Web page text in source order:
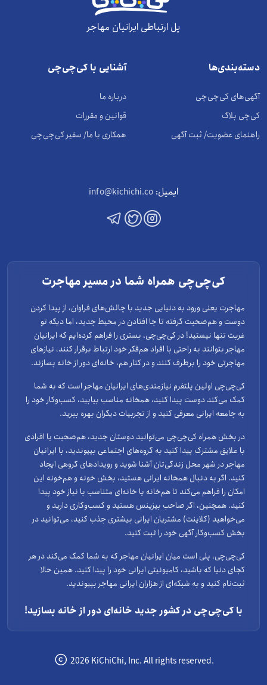
پل ارتباطی ایرانیان مهاجر
دسته‌بندی‌ها
آگهی‌های کی‌چی‌چی
کی‌چی بلاگ
راهنمای عضویت/ ثبت آگهی
آشنایی با کی‌چی‌چی
درباره ما
قوانین و مقررات
همکاری با ما/ سفیر کی‌چی‌چی
ایمیل: info@kichichi.co
کی‌چی‌چی همراه شما در مسیر مهاجرت
مهاجرت یعنی ورود به دنیایی جدید با چالش‌های فراوان، از پیدا کردن
دوست و هم‌صحبت گرفته تا جا افتادن در محیط جدید، اما دیگه تو
غربت تنها نیستید! در کی‌چی‌چی، بستری را فراهم کرده‌ایم که ایرانیان
مهاجر بتوانند به راحتی با افراد هم‌فکر خود ارتباط برقرار کنند، نیازهای
مهاجرتی خود را برطرف کنند و در کنار هم، خانه‌ای دور از خانه بسازند.
کی‌چی‌چی اولین پلتفرم نیازمندی‌های ایرانیان مهاجر است که به شما
کمک می‌کند دوست پیدا کنید، همخانه مناسب بیابید، کسب‌وکار خود را
به جامعه ایرانی معرفی کنید و از تجربیات دیگران بهره ببرید.
در بخش همراه کی‌چی‌چی می‌توانید دوستان جدید، هم‌صحبت یا افرادی
با علایق مشترک پیدا کنید به گروه‌های اجتماعی بپیوندید، با ایرانیان
مهاجر در شهر محل زندگی‌تان آشنا شوید و رویدادهای گروهی ایجاد
کنید. اگر به دنبال همخانه ایرانی هستید، بخش خونه و هم‌خونه این
امکان را فراهم می‌کند تا هم‌خانه یا خانه‌ای متناسب با نیاز خود پیدا
کنید. همچنین، اگر صاحب بیزینس هستید و کسب‌وکاری دارید و
می‌خواهید (کلاینت) مشتریان ایرانی بیشتری جذب کنید، می‌توانید در
بخش کسب‌وکار آگهی خود را ثبت کنید.
کی‌چی‌چی، پلی است میان ایرانیان مهاجر که به شما کمک می‌کند در هر
کجای دنیا که باشید، کامیونیتی ایرانی خود را پیدا کنید. همین حالا
ثبت‌نام کنید و به شبکه‌ای از هزاران ایرانی مهاجر بپیوندید.
با کی‌چی‌چی در کشور جدید خانه‌ای دور از خانه بسازید!
2026 KiChiChi, Inc. All rights reserved.